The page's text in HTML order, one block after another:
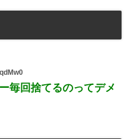
毎回捨てるのってデメ